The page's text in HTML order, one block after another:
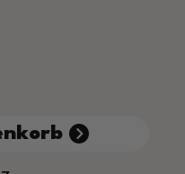
gewünschten